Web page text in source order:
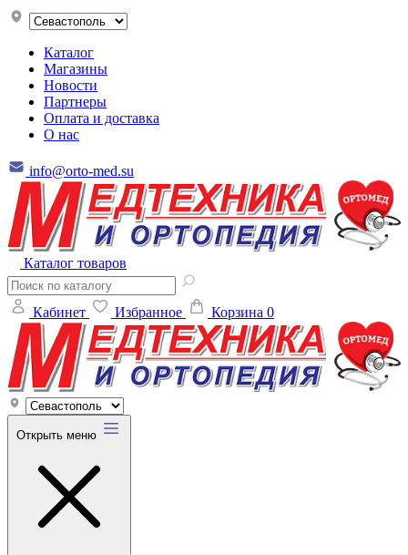
Каталог
Магазины
Новости
Партнеры
Оплата и доставка
О нас
info@orto-med.su
Каталог товаров
Кабинет Избранное Корзина 0
Открыть меню